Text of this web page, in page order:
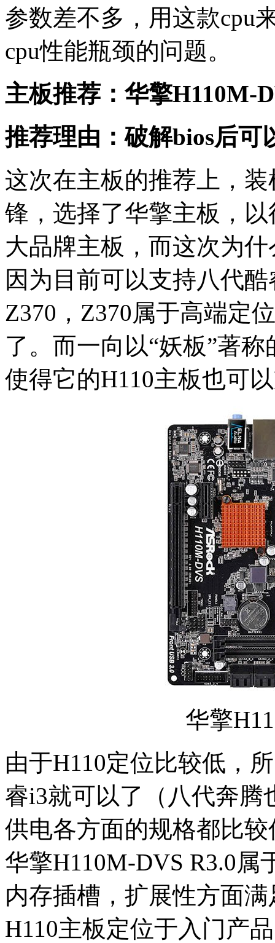
参数差不多，用这款cpu
cpu性能瓶颈的问题。
主板推荐：华擎H110M-
推荐理由：破解bios后可
这次在主板的推荐上，
锋，选择了华擎主板，
大品牌主板，而这次为
因为目前可以支持八代
Z370，Z370属于高端定
了。而一向以“妖板”著
使得它的H110主板也可
华擎
由于H110定位比较低，
睿i3就可以了（八代奔腾
供电各方面的规格都比
华擎H110M-DVS R3.0
内存插槽，扩展性方面
H110主板定位于入门产